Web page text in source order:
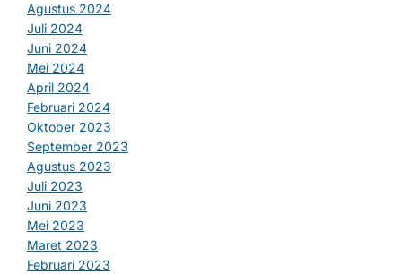
Agustus 2024
Juli 2024
Juni 2024
Mei 2024
April 2024
Februari 2024
Oktober 2023
September 2023
Agustus 2023
Juli 2023
Juni 2023
Mei 2023
Maret 2023
Februari 2023